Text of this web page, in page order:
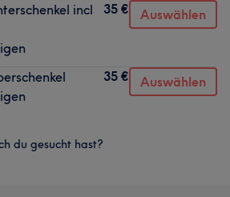
incl
35 € Auswählen
35 € Auswählen
du gesucht hast?